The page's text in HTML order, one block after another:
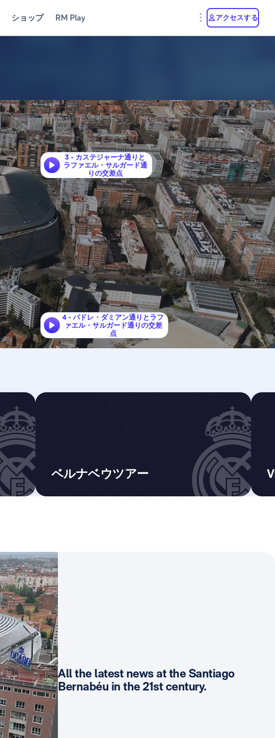
ショップ RM Play アクセスする
3 - カステジャーナ通りと
ラファエル・サルガード通
りの交差点
4 - パドレ・ダミアン通りとラフ
ァエル・サルガード通りの交差
点
ベルナベウツアー
All the latest news at the Santiago
Bernabéu in the 21st century.